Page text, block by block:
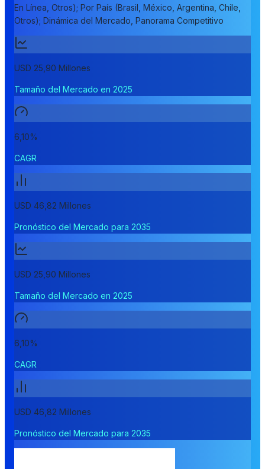
En Línea, Otros); Por País (Brasil, México, Argentina, Chile,
Otros); Dinámica del Mercado, Panorama Competitivo
USD 25,90 Millones
Tamaño del Mercado en 2025
6,10%
CAGR
USD 46,82 Millones
Pronóstico del Mercado para 2035
USD 25,90 Millones
Tamaño del Mercado en 2025
6,10%
CAGR
USD 46,82 Millones
Pronóstico del Mercado para 2035